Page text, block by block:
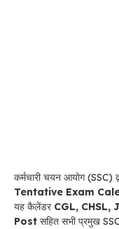
कर्मचारी चयन आयोग (SSC)
Tentative Exam
यह कैलेंडर CGL, CHSL,
Post सहित सभी प्रमुख